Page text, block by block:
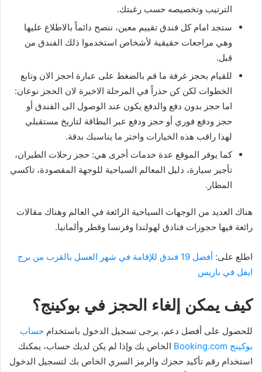
الترتيب وتخصيصه حسب رغبتك.
ستجد امام كل فندق تقييم معين، ننصح دائماً بالاطلاع عليها
وهي مراجعات حقيقية لأشخاص استخدموا ذلك الفندق من
قبل.
للقيام بحجز غرفة ما قم بالضغط على عبارة احجز الان وتابع
الخطوات لكن كن حذراً في المرحلة الاخيرة لان الحجز نوعان:
اما حجز بدون دفع والدفع يكون عند الوصول الى الفندق أو
حجز ودفع فوري أو حجز ودفع عبر البطاقة لتاريخ مستقبلي
لهذا راقب هذه الخيارات واختر ما يناسبك بدقة.
كما يوفر الموقع عدة خدمات أخرى هي: حجز رحلات الطيران،
تأجير سيارة، دليل المعالم السياحية للوجهة المقصودة، تاكسي
المطار.
هناك العديد من الوجهات السياحية الرائعة في العالم وهناك مقالات
رائعة فيها حجوزات فنادق لهولندا وفرنسا وقطر وألمانيا.
اطلع على:
أفضل 19 فندق للإقامة في شهر العسل بالقرب من برج
ايفل في باريس
كيف يمكن إلغاء الحجز في بوكينج؟
للحصول على أفضل دعم، يرجى تسجيل الدخول باستخدام حساب
بوكينج Booking.com
الخاص بك وإذا لم يكن لديك حساب، يمكنك
استخدام رقم تأكيد حجزك والرمز السري الخاص بك لتسجيل الدخول